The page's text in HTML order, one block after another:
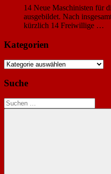
14 Neue Maschinisten für
ausgebildet. Nach
kürzlich 14 Freiwillige …
Kategorien
Kategorien
Suche
Suchen
nach: